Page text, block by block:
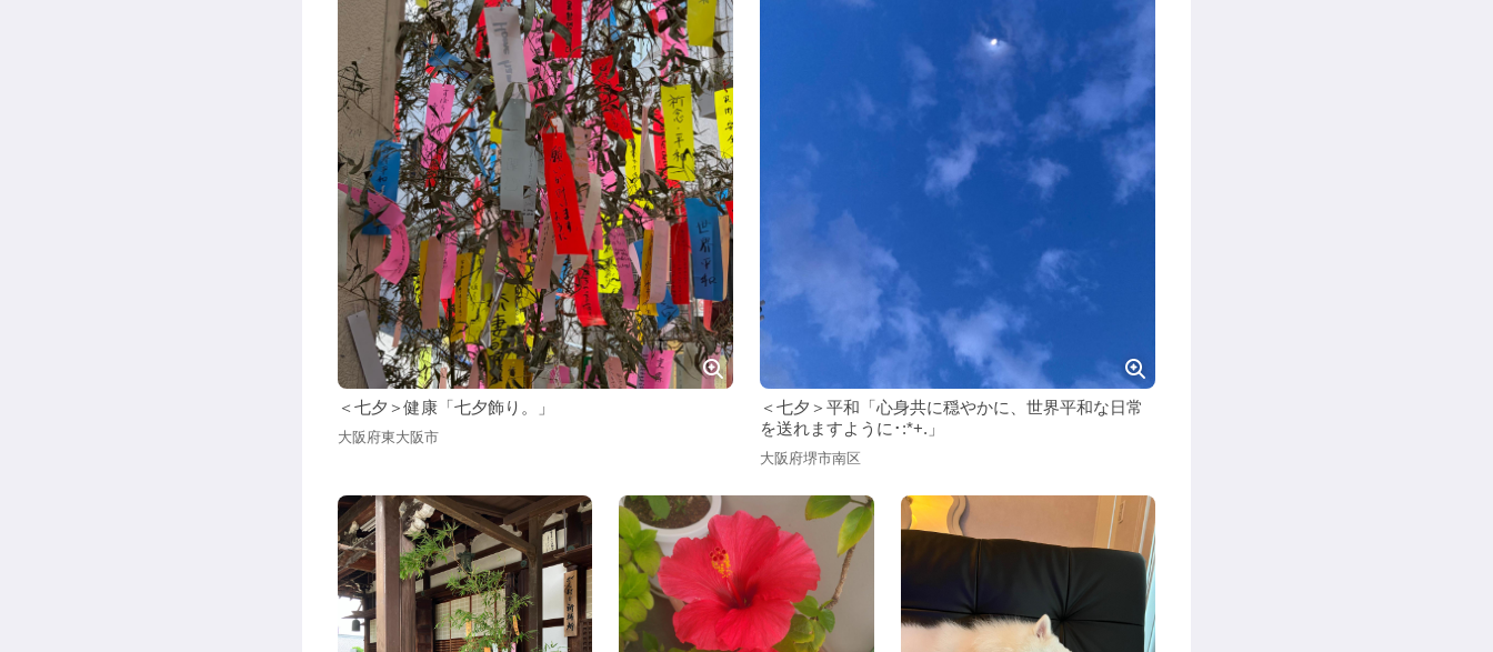
＜七夕＞健康「七夕飾り。」
大阪府東大阪市
＜七夕＞平和「心身共に穏やかに、世界平和な日常
を送れますように･:*+.」
大阪府堺市南区